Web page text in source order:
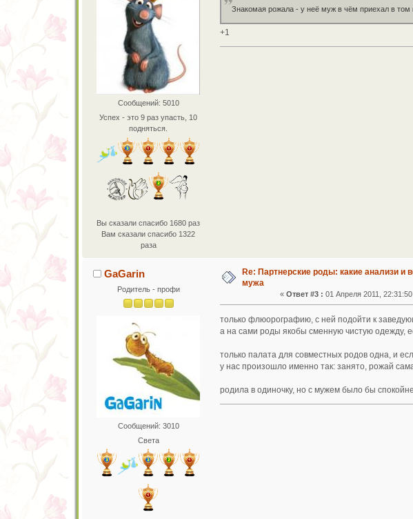
Сообщений: 5010
Успех - это 9 раз упасть, 10
подняться.
Вы сказали спасибо 1680 раз
Вам сказали спасибо 1322
раза
Знакомая рожала - у неё муж в чём приехал в том
+1
GaGarin
Родитель - профи
Сообщений: 3010
Света
Re: Партнерские роды: какие анализи и
мужа
« Ответ #3 : 01 Апреля 2011,
только флюорографию, с ней подойти к
а на сами роды якобы сменную чистую одежду,
только палата для совместных родов одна, и
у нас произошло именно так: занято, рожай
родила в одиночку, но с мужем было бы